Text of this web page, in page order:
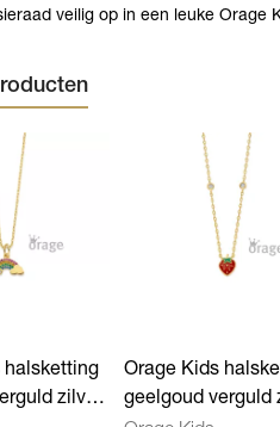
veilig op in een leuke Orage
halsketting
zilver
Orage Kids
geelgoud verguld